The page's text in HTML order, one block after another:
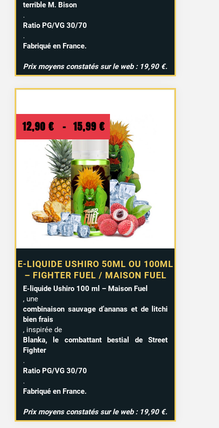
terrible M. Bison
.
Ratio PG/VG 30/70
.
Fabriqué en France.
Prix moyens constatés sur le web : 19,90 €.
E-LIQUIDE USHIRO 50ML OU 100ML
– FIGHTER FUEL / MAISON FUEL
12,90 € – 15,99 € Plage
de
prix :
12,90 €
à
15,99 €
E-liquide Ushiro 100 ml – Maison Fuel
, une
combinaison sauvage d’ananas et de litchi
bien frais
, inspirée de
Blanka, le combattant bestial de Street
Fighter
.
Ratio PG/VG 30/70
.
Fabriqué en France.
Prix moyens constatés sur le web : 19,90 €.